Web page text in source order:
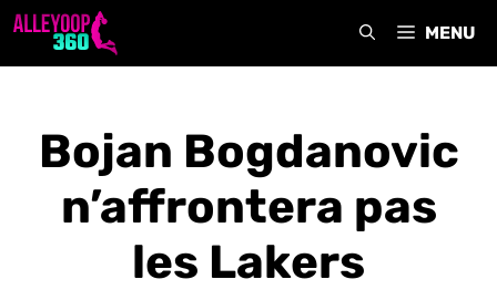
Aller
MENU
Bojan Bogdanovic
n’affrontera pas
les Lakers